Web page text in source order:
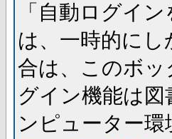
「自動ログイ
は、一時的に
合は、このボ
グイン機能は
ンピューター